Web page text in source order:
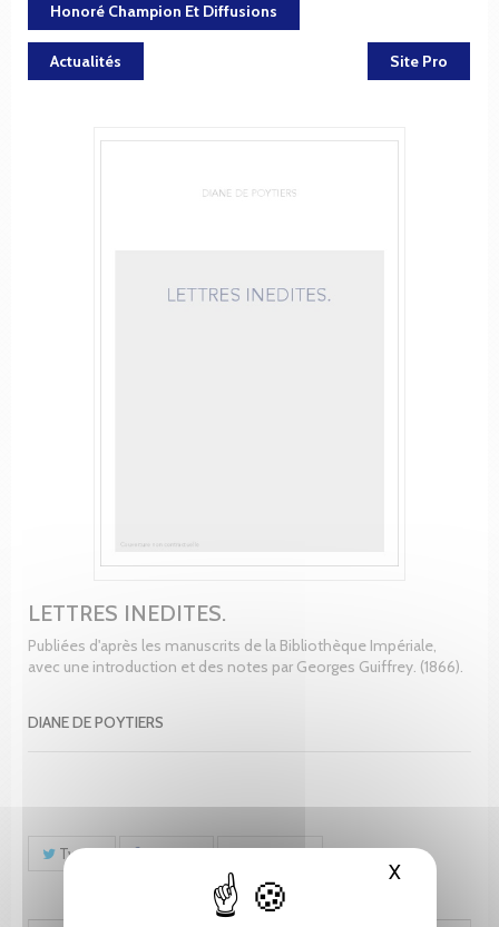
XMasquer
Honoré Champion Et Diffusions
Actualités Site Pro
LETTRES INEDITES.
Publiées d'après les manuscrits de la Bibliothèque Impériale,
avec une introduction et des notes par Georges Guiffrey. (1866).
DIANE DE POYTIERS
Tweet Partager Pinterest